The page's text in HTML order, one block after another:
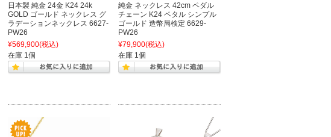
日本製 純金 24金 K24 24k
GOLD ゴールド ネックレス グ
ラデーションネックレス 6627-
PW26
¥569,900(税込)
在庫 1個
純金 ネックレス 42cm ペダル
チェーン K24 ペタル シンプル
ゴールド 造幣局検定 6629-
PW26
¥79,900(税込)
在庫 1個